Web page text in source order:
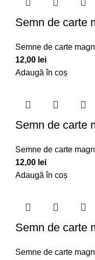
Semn de carte
Semne de carte
12,00 lei
Adaugă în coș
Semn de carte
Semne de carte
12,00 lei
Adaugă în coș
Semn de carte
Semne de carte